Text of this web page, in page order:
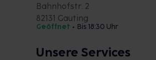
Bahnhofstr. 2
82131 Gauting
Geöffnet • Bis 18:30 Uhr
Unsere Services